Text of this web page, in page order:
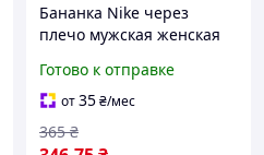
Бананка Nike через
плечо мужская женская
отделениями Найк
повседневная черная
Готово к отправке
от35₴/мес
365 ₴